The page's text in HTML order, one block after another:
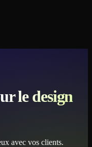
le design
avec vos clients.